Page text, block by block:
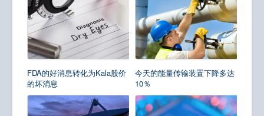
FDA的好消息转化为Kala股价
的坏消息
今天的能量传输装置下降多达
10％